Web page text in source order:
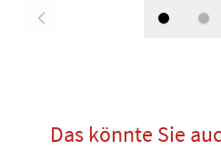
Das könnte Sie